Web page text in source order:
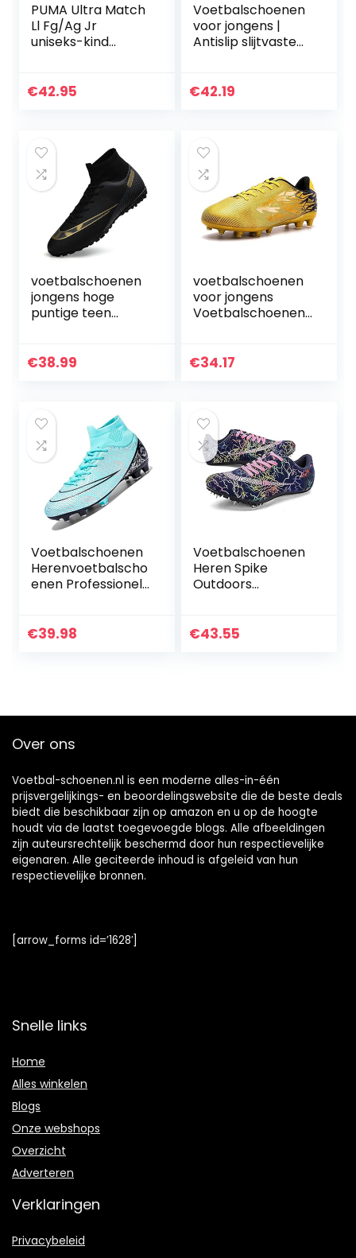
PUMA Ultra Match
Ll Fg/Ag Jr
uniseks-kind
€42.95
Voetbalschoenen
voor jongens |
Antislip slijtvaste
jongens,Schoenpla
Trainingsschoenen
Schoenplaatjes
Voetbalschoenen
voor heren
Geruwam
€42.19
voetbalschoenen
jongens hoge
puntige teen
voetbalschoenen
€38.99
voetbalschoenen
voor jongens
Voetbalschoenen
AG Lange nagels
Schoenen Lage
Schoenen Riem
Sport
Professionele
Voetbalschoenen
€34.17
Voetbalschoenen
Herenvoetbalscho
enen Professionele
trijdschoenen
€39.98
Voetbalschoenen
Heren Spike
Outdoors
Trainingsschoenen
€43.55
Over ons
Voetbal-schoenen.nl is een moderne alles-in-één
prijsvergelijkings- en beoordelingswebsite die de beste deals
biedt die beschikbaar zijn op amazon en u op de hoogte
houdt via de laatst toegevoegde blogs. Alle afbeeldingen
zijn auteursrechtelijk beschermd door hun respectievelijke
eigenaren. Alle geciteerde inhoud is afgeleid van hun
respectievelijke bronnen.
[arrow_forms id=’1628′]
Snelle links
Home
Alles winkelen
Blogs
Onze webshops
Overzicht
Adverteren
Verklaringen
Privacybeleid